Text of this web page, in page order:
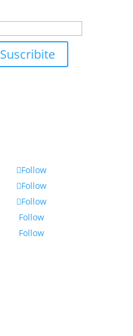
Suscribite
Follow
Follow
Follow
Follow
Follow